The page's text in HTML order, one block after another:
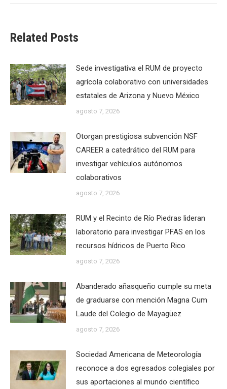
Related Posts
Sede investigativa el RUM de proyecto
agrícola colaborativo con universidades
estatales de Arizona y Nuevo México
agosto 7, 2026
Otorgan prestigiosa subvención NSF
CAREER a catedrático del RUM para
investigar vehículos autónomos
colaborativos
agosto 7, 2026
RUM y el Recinto de Río Piedras lideran
laboratorio para investigar PFAS en los
recursos hídricos de Puerto Rico
agosto 7, 2026
Abanderado añasqueño cumple su meta
de graduarse con mención Magna Cum
Laude del Colegio de Mayagüez
agosto 7, 2026
Sociedad Americana de Meteorología
reconoce a dos egresados colegiales por
sus aportaciones al mundo científico